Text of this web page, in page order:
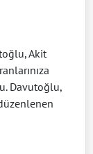
Akit
Davutoğlu,